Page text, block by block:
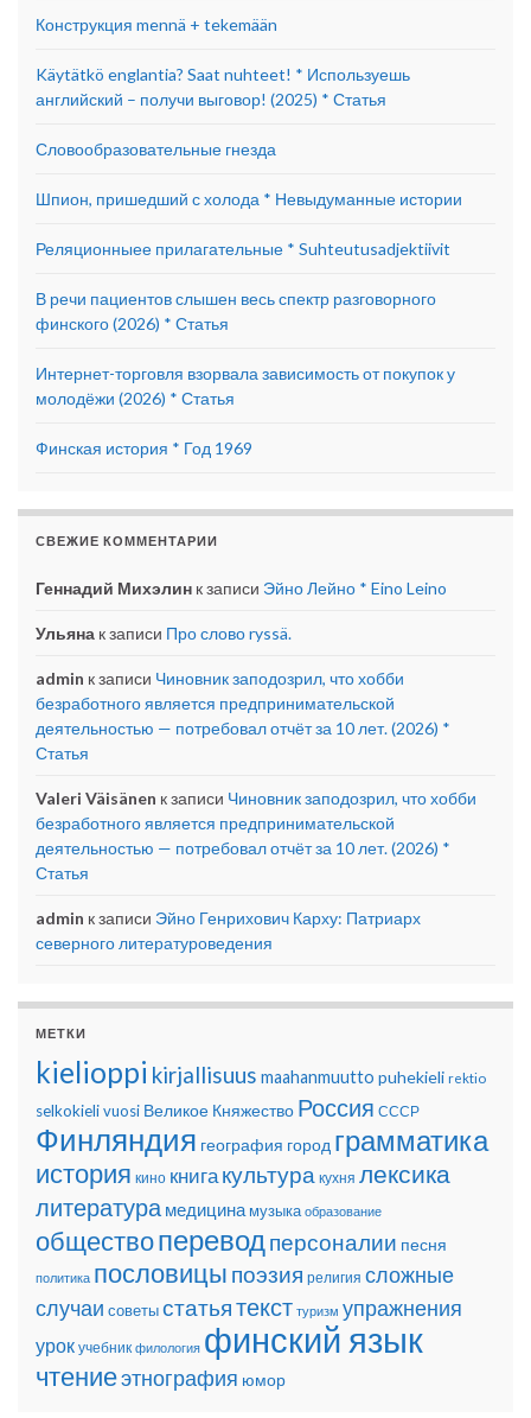
Конструкция mennä + tekemään
Käytätkö englantia? Saat nuhteet! * Используешь
английский – получи выговор! (2025) * Статья
Словообразовательные гнезда
Шпион, пришедший с холода * Невыдуманные истории
Реляционныее прилагательные * Suhteutusadjektiivit
В речи пациентов слышен весь спектр разговорного
финского (2026) * Статья
Интернет-торговля взорвала зависимость от покупок у
молодёжи (2026) * Статья
Финская история * Год 1969
СВЕЖИЕ КОММЕНТАРИИ
Геннадий Михэлин к записи Эйно Лейно * Eino Leino
Ульяна к записи Про слово ryssä.
admin к записи Чиновник заподозрил, что хобби
безработного является предпринимательской
деятельностью — потребовал отчёт за 10 лет. (2026) *
Статья
Valeri Väisänen к записи Чиновник заподозрил, что хобби
безработного является предпринимательской
деятельностью — потребовал отчёт за 10 лет. (2026) *
Статья
admin к записи Эйно Генрихович Карху: Патриарх
северного литературоведения
МЕТКИ
kielioppi kirjallisuus maahanmuutto puhekieli rektio
selkokielivuosi Великое Княжество Россия СССР
Финляндия география город грамматика
история кино книгакультура кухня лексика
литература медицина музыка образование
обществопереводперсоналии песня
политика пословицы поэзия религия сложные
случаи советыстатьятекст туризм упражнения
урок учебник филология финский язык
чтениеэтнография юмор